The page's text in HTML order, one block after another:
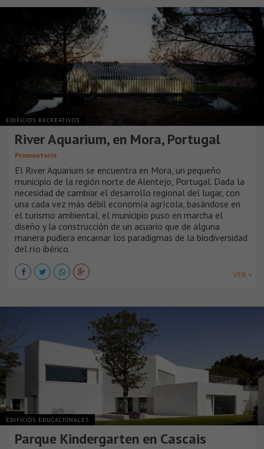
EDIFICIOS RECREATIVOS
River Aquarium, en Mora, Portugal
Promontorio
El River Aquarium se encuentra en Mora, un pequeño
municipio de la región norte de Alentejo, Portugal. Dada la
necesidad de cambiar el desarrollo regional del lugar, con
una cada vez más débil economía agrícola, basándose en
el turismo ambiental, el municipio puso en marcha el
diseño y la construcción de un acuario que de alguna
manera pudiera encarnar los paradigmas de la biodiversidad
del río ibérico.
VER +
EDIFICIOS EDUCACIONALES
Parque Kindergarten en Cascais